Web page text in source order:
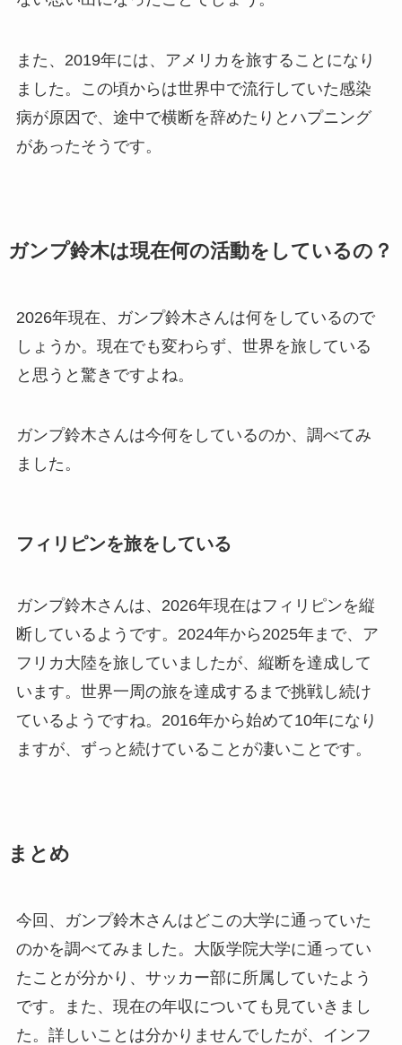
また、2019年には、アメリカを旅することになり
ました。この頃からは世界中で流行していた感染
病が原因で、途中で横断を辞めたりとハプニング
があったそうです。
ガンプ鈴木は現在何の活動をしているの？
2026年現在、ガンプ鈴木さんは何をしているので
しょうか。現在でも変わらず、世界を旅している
と思うと驚きですよね。
ガンプ鈴木さんは今何をしているのか、調べてみ
ました。
フィリピンを旅をしている
ガンプ鈴木さんは、2026年現在はフィリピンを縦
断しているようです。2024年から2025年まで、ア
フリカ大陸を旅していましたが、縦断を達成して
います。世界一周の旅を達成するまで挑戦し続け
ているようですね。2016年から始めて10年になり
ますが、ずっと続けていることが凄いことです。
まとめ
今回、ガンプ鈴木さんはどこの大学に通っていた
のかを調べてみました。大阪学院大学に通ってい
たことが分かり、サッカー部に所属していたよう
です。また、現在の年収についても見ていきまし
た。詳しいことは分かりませんでしたが、インフ